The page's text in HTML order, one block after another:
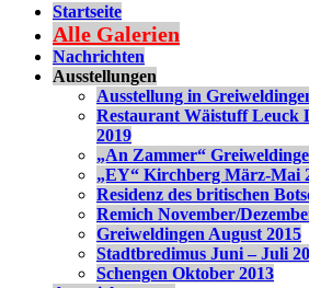
Startseite
Alle Galerien
Nachrichten
Ausstellungen
Ausstellung in
Restaurant Wäistuff Leuck
2019
„An Zammer“
„EY“ Kirchberg März-Mai
Residenz des britischen
Remich November/
Greiweldingen August 2015
Stadtbredimus Juni – Juli
Schengen Oktober 2013